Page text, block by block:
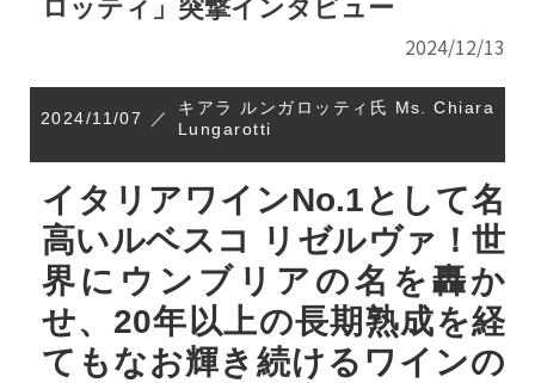
ロッティ」突撃インタビュー
2024/12/13
2024/11/07 ／
キアラ ルンガロッティ氏 Ms. Chiara
Lungarotti
イタリアワインNo.1として名
高いルベスコ リゼルヴァ！世
界にウンブリアの名を轟か
せ、20年以上の長期熟成を経
てもなお輝き続けるワインの